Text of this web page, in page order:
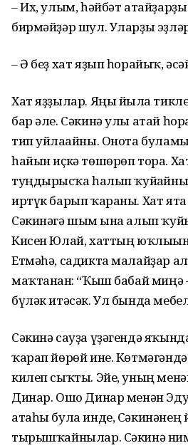
– Их, улым, һәйбәт
бирмәйҙәр шул. Уларҙы
– Ә беҙ хат яҙып һорайыҡ,
Хат яҙҙылар. Яңы йылға
бар әле. Сәкинә улы атай
тип уйлағайны. Онота
һайын иҫкә төшөрөп тора.
туңдырғысҡа һалып
иртүк барып ҡараны. Хат ята
Сәкинәгә шым ғына алып
Кисен Юлай, хаттың
Етмәһә, садикта малайҙар
маҡтанған: “Ҡыш бабай миңә
бүләк итәсәк. Ул бында
Сәкинә сауҙа үҙәгендә
ҡарап йөрөй ине.
килеп сыҡты. Эйе, уның
Динар. Ошо Динар менән
атаһы була инде, Сәкинәнең
тырышҡайнылар. Сәкинә